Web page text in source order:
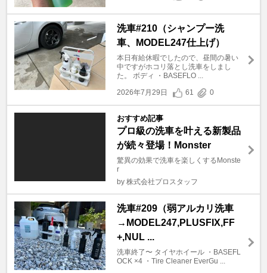
洗車#210（シャンプー洗
車、MODEL247仕上げ）
本日有給休暇でしたので、昼間の暑い
中ですがホコリ落とし洗車をしまし
た。 ボディ ・BASEFLO ...
2026年7月29日
61 0
おすすめ記事
プロ級の洗車を叶える新製品
が続々登場！Monster
驚異の効果で洗車を楽しくするMonste
r
by 株式会社プロスタッフ
洗車#209（弱アルカリ洗車
→MODEL247,PLUSFIX,FF
+,NUL ...
洗車終了〜 タイヤホイール ・BASEFL
OCK ×4 ・Tire Cleaner EverGu ...